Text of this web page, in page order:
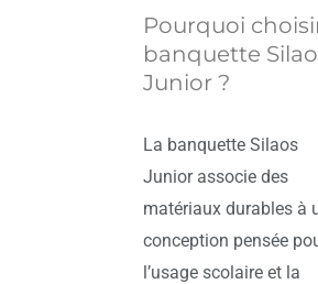
Pourquoi
banquette
Junior ?
La banquette Silaos
Junior associe des
matériaux durables à
conception pensée
l’usage scolaire et la